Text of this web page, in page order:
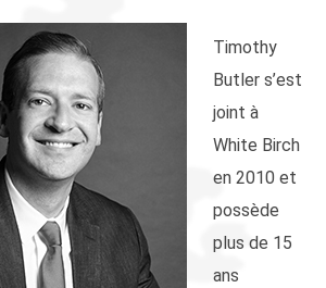
Timothy
Butler s’est
joint à
White Birch
en 2010 et
possède
plus de 15
ans